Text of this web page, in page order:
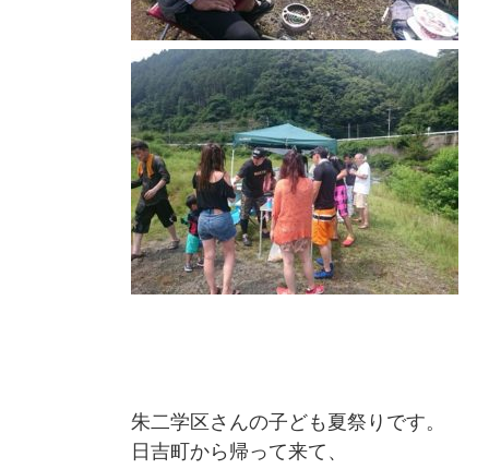
朱二学区さんの子ども夏祭りです。
日吉町から帰って来て、